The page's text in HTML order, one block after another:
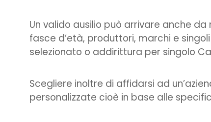
Un valido ausilio può arrivare anche
fasce d’età, produttori, marchi e
selezionato o addirittura per singolo
Scegliere inoltre di affidarsi ad
personalizzate cioè in base alle